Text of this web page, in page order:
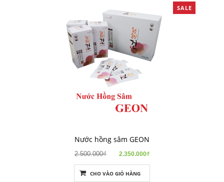
SALE
Nước hồng sâm GEON
2.500.000₫ 2.350.000₫
CHO VÀO GIỎ HÀNG